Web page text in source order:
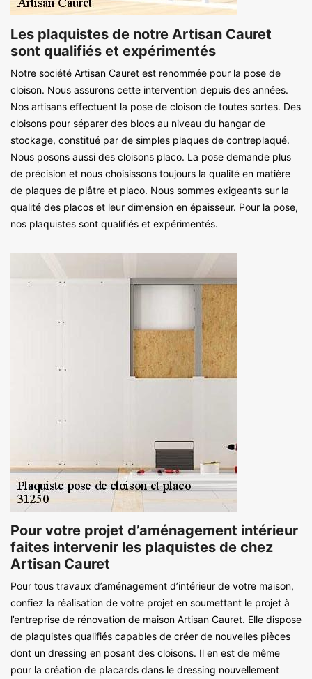
Les plaquistes de notre Artisan Cauret
sont qualifiés et expérimentés
Notre société Artisan Cauret est renommée pour la pose de
cloison. Nous assurons cette intervention depuis des années.
Nos artisans effectuent la pose de cloison de toutes sortes. Des
cloisons pour séparer des blocs au niveau du hangar de
stockage, constitué par de simples plaques de contreplaqué.
Nous posons aussi des cloisons placo. La pose demande plus
de précision et nous choisissons toujours la qualité en matière
de plaques de plâtre et placo. Nous sommes exigeants sur la
qualité des placos et leur dimension en épaisseur. Pour la pose,
nos plaquistes sont qualifiés et expérimentés.
Pour votre projet d’aménagement intérieur
faites intervenir les plaquistes de chez
Artisan Cauret
Pour tous travaux d’aménagement d’intérieur de votre maison,
confiez la réalisation de votre projet en soumettant le projet à
l’entreprise de rénovation de maison Artisan Cauret. Elle dispose
de plaquistes qualifiés capables de créer de nouvelles pièces
dont un dressing en posant des cloisons. Il en est de même
pour la création de placards dans le dressing nouvellement